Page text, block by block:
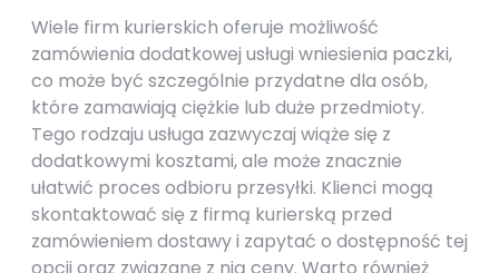
Wiele firm kurierskich oferuje możliwość
zamówienia dodatkowej usługi wniesienia paczki,
co może być szczególnie przydatne dla osób,
które zamawiają ciężkie lub duże przedmioty.
Tego rodzaju usługa zazwyczaj wiąże się z
dodatkowymi kosztami, ale może znacznie
ułatwić proces odbioru przesyłki. Klienci mogą
skontaktować się z firmą kurierską przed
zamówieniem dostawy i zapytać o dostępność tej